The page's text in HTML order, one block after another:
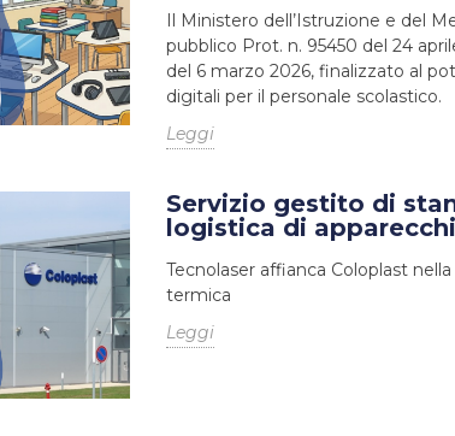
Il Ministero dell’Istruzione e del
pubblico Prot. n. 95450 del 24
del 6 marzo 2026, finalizzato al
digitali per il personale scolastico.
Leggi
Servizio gestito di
logistica di
Tecnolaser affianca Coloplast
termica
Leggi